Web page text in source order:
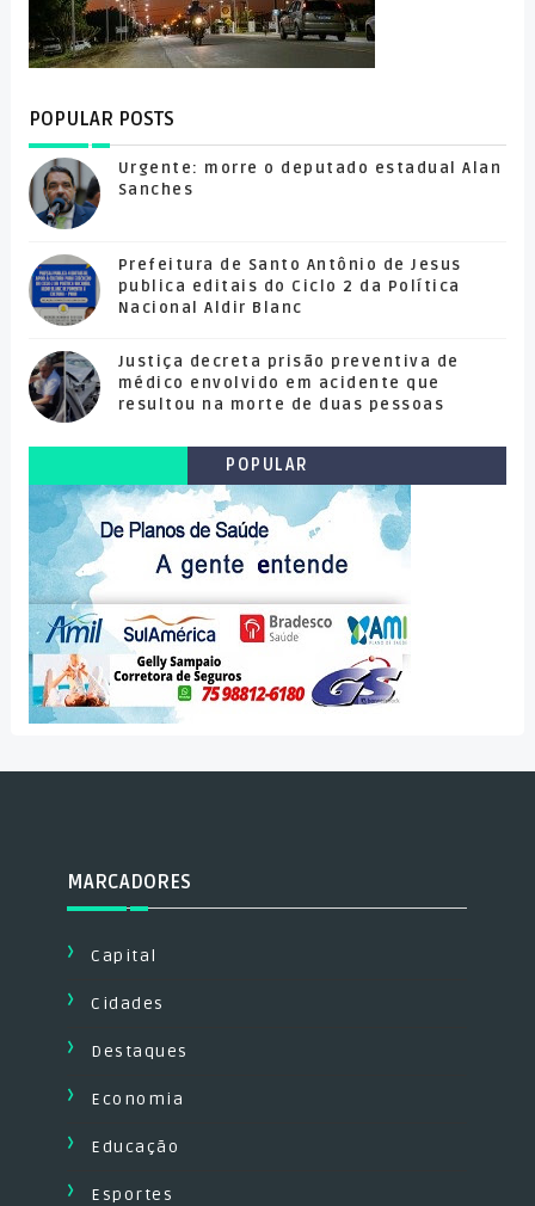
POPULAR POSTS
Urgente: morre o deputado estadual Alan
Sanches
Prefeitura de Santo Antônio de Jesus
publica editais do Ciclo 2 da Política
Nacional Aldir Blanc
Justiça decreta prisão preventiva de
médico envolvido em acidente que
resultou na morte de duas pessoas
POPULAR
MARCADORES
Capital
Cidades
Destaques
Economia
Educação
Esportes